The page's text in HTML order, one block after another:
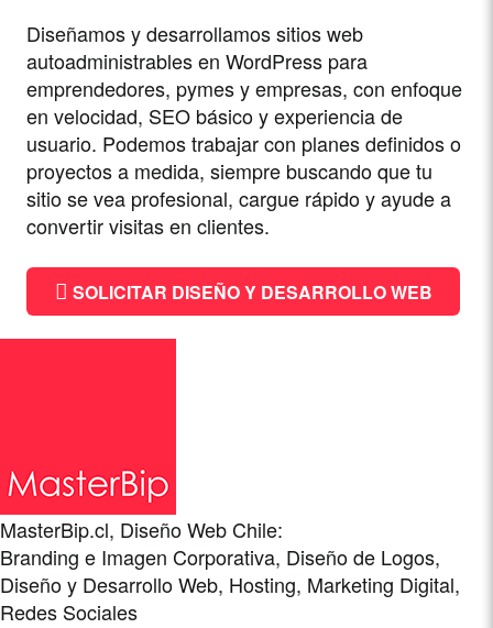
Diseñamos y desarrollamos sitios web
autoadministrables en WordPress para
emprendedores, pymes y empresas, con enfoque
en velocidad, SEO básico y experiencia de
usuario. Podemos trabajar con planes definidos o
proyectos a medida, siempre buscando que tu
sitio se vea profesional, cargue rápido y ayude a
convertir visitas en clientes.
SOLICITAR DISEÑO Y DESARROLLO WEB
MasterBip.cl, Diseño Web Chile:
Branding e Imagen Corporativa, Diseño de Logos,
Diseño y Desarrollo Web, Hosting, Marketing Digital,
Redes Sociales